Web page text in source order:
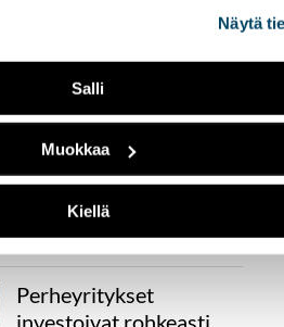
Näytä
Salli
Muokkaa
Kiellä
Mikko Honkasalo toimii
pelastushelikopterin
lentäjänä Turun
työvuorot kestävät 48
tuntia. Sääolosuhteet ovat
iso stressitekijä Honkasalon
Perheyritykset
investoivat rohkeasti